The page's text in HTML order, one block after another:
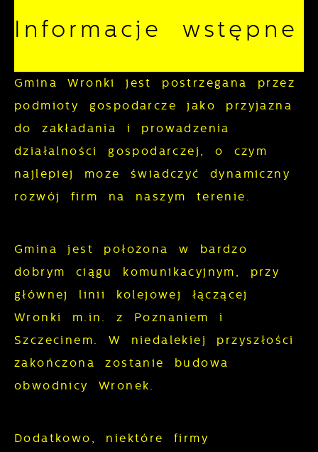
Informacje wstępne
Gmina Wronki jest postrzegana przez
podmioty gospodarcze jako przyjazna
do zakładania i prowadzenia
działalności gospodarczej, o czym
najlepiej może świadczyć dynamiczny
rozwój firm na naszym terenie.
Gmina jest położona w bardzo
dobrym ciągu komunikacyjnym, przy
głównej linii kolejowej łączącej
Wronki m.in. z Poznaniem i
Szczecinem. W niedalekiej przyszłości
zakończona zostanie budowa
obwodnicy Wronek.
Dodatkowo, niektóre firmy
usług.
Pliki cookies odpowiadają na
podejmowane przez Ciebie działania w
celu m.in. dostosowania Twoich ustawień
preferencji prywatności, logowania czy
wypełniania formularzy. Dzięki plikom
cookies strona, z której korzystasz, może
Funkcjonalne i personalizacyjne
Tego typu pliki cookies umożliwiają
stronie internetowej zapamiętanie
wprowadzonych przez Ciebie ustawień
Dzięki tym plikom cookies możemy
zapewnić Ci większy komfort korzystania
preferencji. Wyrażenie zgody na
funkcjonalne i personalizacyjne pliki
cookies gwarantuje dostępność większej
Więcej
potrzeb.
Cookies analityczne pozwalają na
Więcej